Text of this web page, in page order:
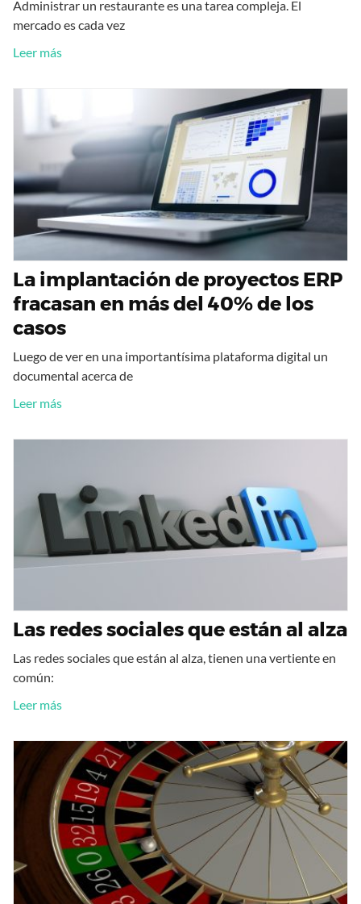
Administrar un restaurante es una tarea compleja. El
mercado es cada vez
Leer más
La implantación de proyectos ERP
fracasan en más del 40% de los
casos
Luego de ver en una importantísima plataforma digital un
documental acerca de
Leer más
Las redes sociales que están al alza
Las redes sociales que están al alza, tienen una vertiente en
común:
Leer más